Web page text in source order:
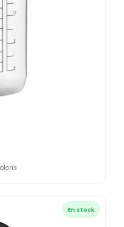
En stock